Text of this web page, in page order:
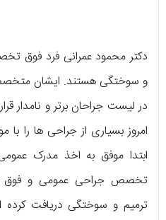
دکتر محمود عمرانی فرد فوق
و سوختگی هستند. ایشان
در لیست جراحان برتر و نامدار
امروز بسیاری از جراحی ها را با
ابتدا موفق به اخذ مدرک
تخصص جراحی عمومی و
ترمیم و سوختگی دریافت کرده